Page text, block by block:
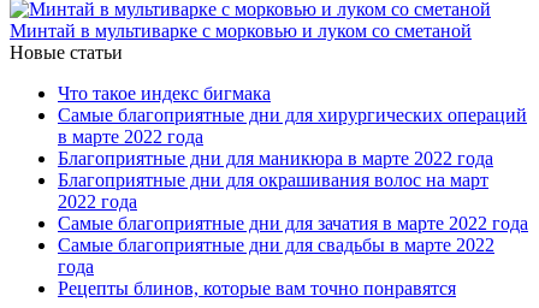
Минтай в мультиварке с морковью и луком со сметаной
Новые статьи
Что такое индекс бигмака
Самые благоприятные дни для хирургических операций
в марте 2022 года
Благоприятные дни для маникюра в марте 2022 года
Благоприятные дни для окрашивания волос на март
2022 года
Самые благоприятные дни для зачатия в марте 2022 года
Самые благоприятные дни для свадьбы в марте 2022
года
Рецепты блинов, которые вам точно понравятся